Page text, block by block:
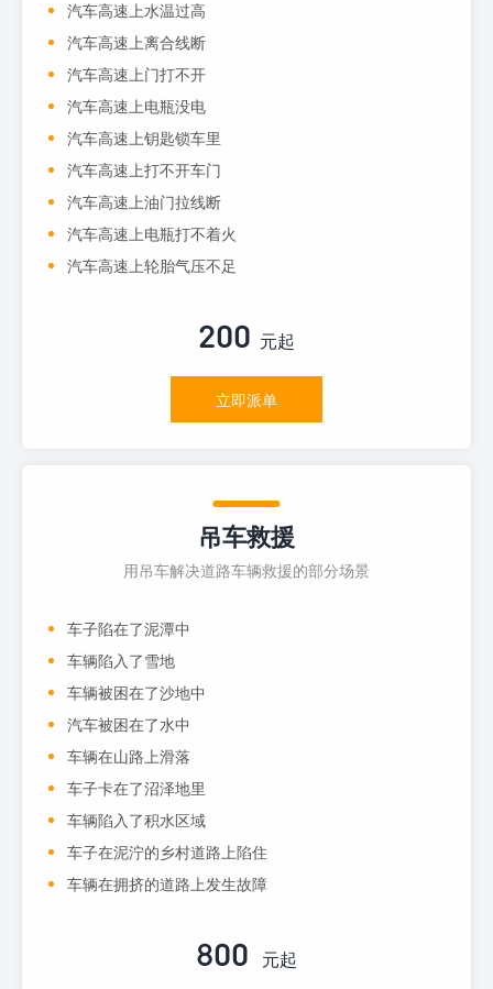
汽车高速上水温过高
汽车高速上离合线断
汽车高速上门打不开
汽车高速上电瓶没电
汽车高速上钥匙锁车里
汽车高速上打不开车门
汽车高速上油门拉线断
汽车高速上电瓶打不着火
汽车高速上轮胎气压不足
200 元起
立即派单
吊车救援
用吊车解决道路车辆救援的部分场景
车子陷在了泥潭中
车辆陷入了雪地
车辆被困在了沙地中
汽车被困在了水中
车辆在山路上滑落
车子卡在了沼泽地里
车辆陷入了积水区域
车子在泥泞的乡村道路上陷住
车辆在拥挤的道路上发生故障
800 元起